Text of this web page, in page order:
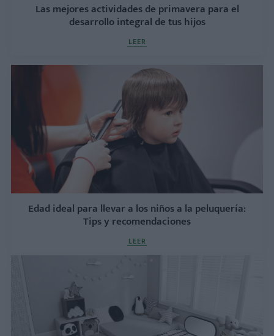
Las mejores actividades de primavera para el
desarrollo integral de tus hijos
LEER
Edad ideal para llevar a los niños a la peluquería:
Tips y recomendaciones
LEER